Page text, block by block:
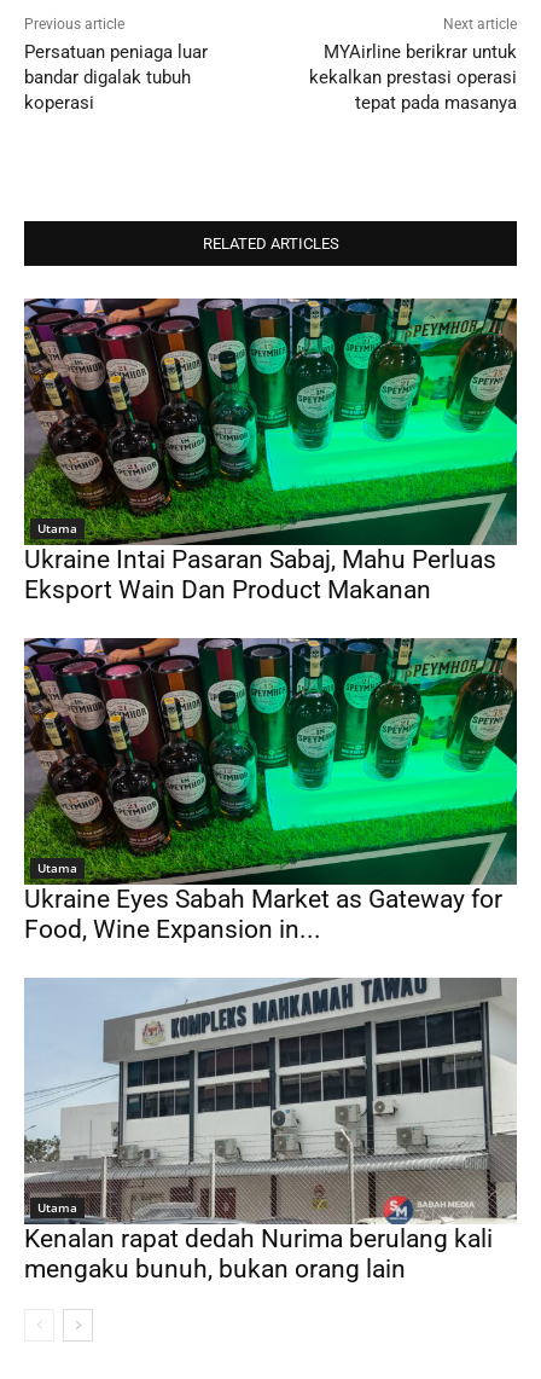
Previous article
Persatuan peniaga luar
bandar digalak tubuh
koperasi
Next article
MYAirline berikrar untuk
kekalkan prestasi operasi
tepat pada masanya
RELATED ARTICLES
Utama
Ukraine Intai Pasaran Sabaj, Mahu Perluas
Eksport Wain Dan Product Makanan
Utama
Ukraine Eyes Sabah Market as Gateway for
Food, Wine Expansion in...
Utama
Kenalan rapat dedah Nurima berulang kali
mengaku bunuh, bukan orang lain